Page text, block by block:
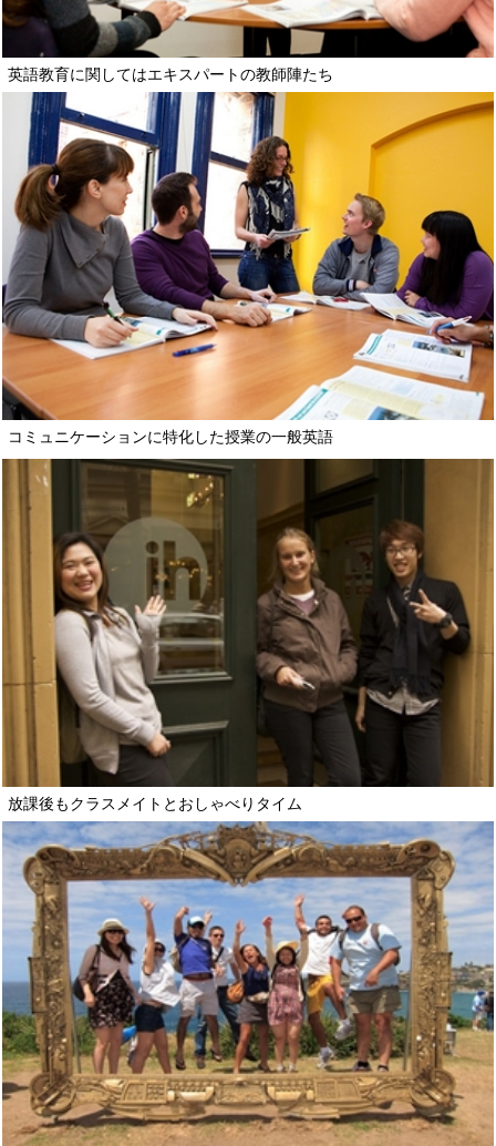
英語教育に関してはエキスパートの教師陣たち
コミュニケーションに特化した授業の一般英語
放課後もクラスメイトとおしゃべりタイム